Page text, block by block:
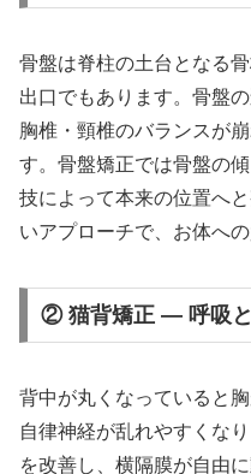
骨盤は脊柱の土台となる
出口でもあります。骨盤
胸椎・頸椎のバランスが
す。骨盤矯正では骨盤の
技によって本来の位置へ
いアプローチで、お体へ
② 猫背矯正 — 呼吸と
背中が丸くなっていると
自律神経が乱れやすくな
を改善し、横隔膜が自由